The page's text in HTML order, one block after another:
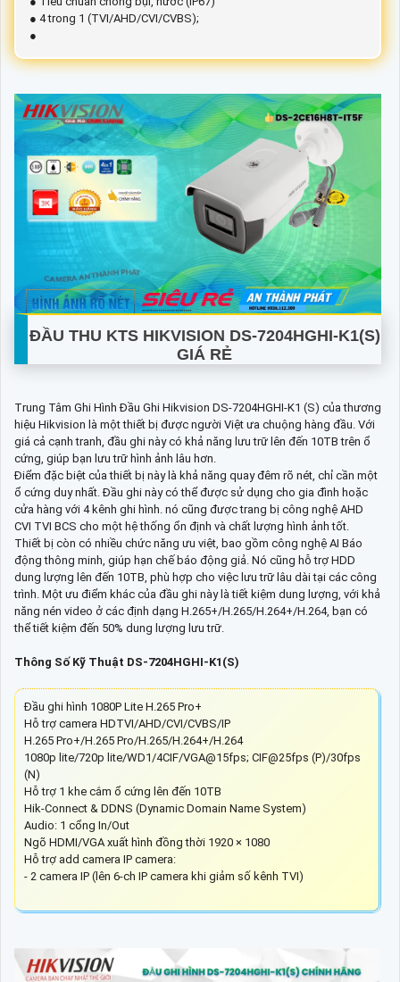
● 4 trong 1 (TVI/AHD/CVI/CVBS);
●
ĐẦU THU KTS HIKVISION DS-7204HGHI-K1(S)
GIÁ RẺ
Trung Tâm Ghi Hình Đầu Ghi Hikvision DS-7204HGHI-K1 (S) của thương
hiệu Hikvision là một thiết bị được người Việt ưa chuộng hàng đầu. Với
giá cả cạnh tranh, đầu ghi này có khả năng lưu trữ lên đến 10TB trên ổ
cứng, giúp bạn lưu trữ hình ảnh lâu hơn.
Điểm đặc biệt của thiết bị này là khả năng quay đêm rõ nét, chỉ cần một
ổ cứng duy nhất. Đầu ghi này có thể được sử dụng cho gia đình hoặc
cửa hàng với 4 kênh ghi hình. nó cũng được trang bị công nghệ AHD
CVI TVI BCS cho một hệ thống ổn định và chất lượng hình ảnh tốt.
Thiết bị còn có nhiều chức năng ưu việt, bao gồm công nghệ AI Báo
động thông minh, giúp hạn chế báo động giả. Nó cũng hỗ trợ HDD
dung lượng lên đến 10TB, phù hợp cho việc lưu trữ lâu dài tại các công
trình. Một ưu điểm khác của đầu ghi này là tiết kiệm dung lượng, với khả
năng nén video ở các định dạng H.265+/H.265/H.264+/H.264, bạn có
thể tiết kiệm đến 50% dung lượng lưu trữ.
Thông Số Kỹ Thuật DS-7204HGHI-K1(S)
Đầu ghi hình 1080P Lite H.265 Pro+
Hỗ trợ camera HDTVI/AHD/CVI/CVBS/IP
H.265 Pro+/H.265 Pro/H.265/H.264+/H.264
1080p lite/720p lite/WD1/4CIF/VGA@15fps; CIF@25fps (P)/30fps
(N)
Hỗ trợ 1 khe cắm ổ cứng lên đến 10TB
Hik-Connect & DDNS (Dynamic Domain Name System)
Audio: 1 cổng In/Out
Ngõ HDMI/VGA xuất hình đồng thời 1920 × 1080
Hỗ trợ add camera IP camera:
- 2 camera IP (lên 6-ch IP camera khi giảm số kênh TVI)